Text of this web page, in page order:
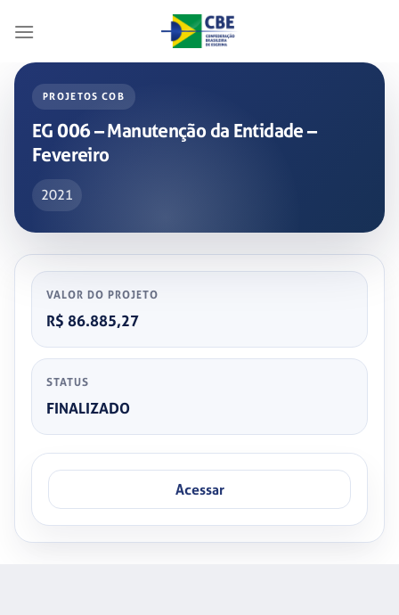
PROJETOS COB
EG 006 – Manutenção da Entidade –
Fevereiro
2021
VALOR DO PROJETO
R$ 86.885,27
STATUS
FINALIZADO
Acessar